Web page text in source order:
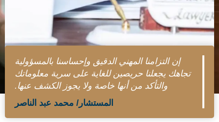
إن التزامنا المهني الدقيق وإحساسنا بالمسؤولية
تجاهك يجعلنا حريصين للغاية على سرية معلوماتك
والتأكد من أنها خاصة ولا يجوز الكشف عنها.
المستشار/ محمد عبد الناصر